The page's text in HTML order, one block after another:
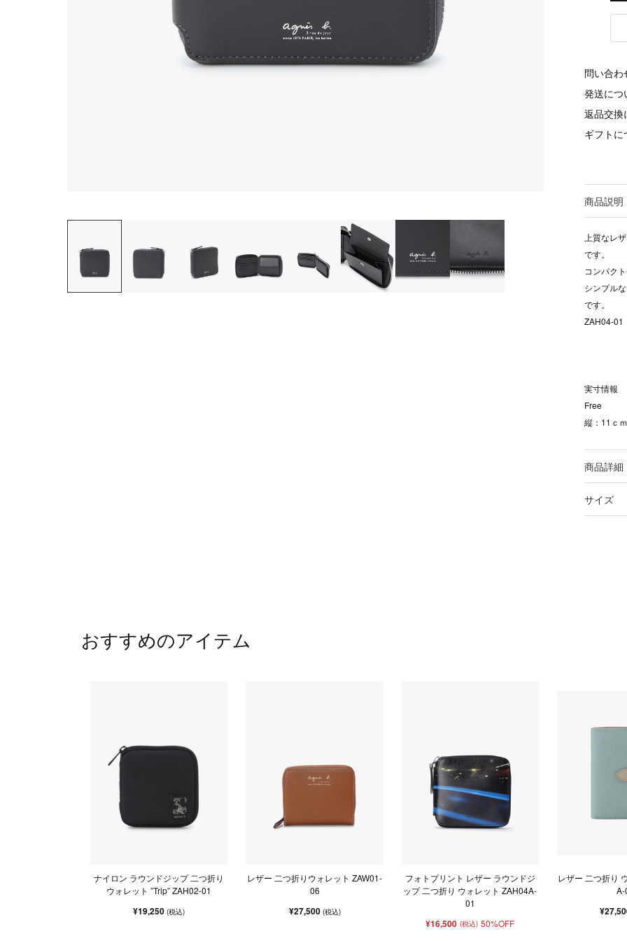
問い合わ
発送につ
返品交換
ギフトに
商品説明
上質なレ
です。
コンパク
シンプル
です。
ZAH04-01
実寸情報
Free
縦：11ｃ
商品詳細
サイズ
おすすめのアイテム
ナイロン ラウンドジップ 二つ折り
ウォレット ”Trip” ZAH02-01
¥19,250(税込)
レザー 二つ折りウォレット ZAW01-
06
¥27,500 (税込)
フォトプリント レザー ラウンドジ
ップ 二つ折り ウォレット ZAH04A-
01
¥16,500 (税込) 50%OFF
レザー 二つ折り
A-